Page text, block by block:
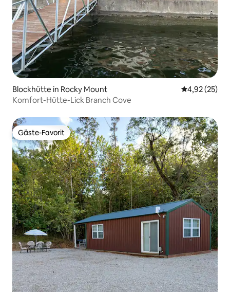
Blockhütte in Rocky Mount
4,92 (25)
Komfort-Hütte-Lick Branch Cove
Gäste-Favorit
Gäste-Favorit